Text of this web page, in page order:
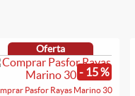
Oferta
- 15 %
Pasfor Rayas Marino 30